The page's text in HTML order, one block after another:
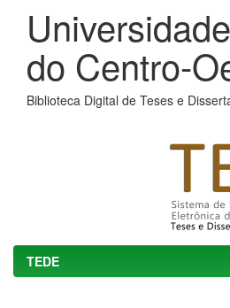
do Centro-
Biblioteca Digital de Teses e
TEDE